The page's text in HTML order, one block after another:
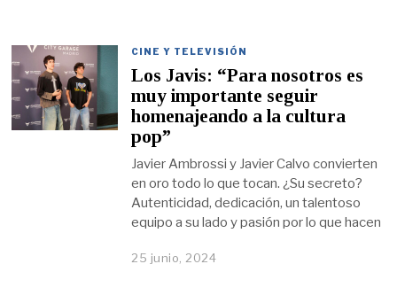
CINE Y TELEVISIÓN
Los Javis: “Para nosotros es
muy importante seguir
homenajeando a la cultura
pop”
Javier Ambrossi y Javier Calvo convierten
en oro todo lo que tocan. ¿Su secreto?
Autenticidad, dedicación, un talentoso
equipo a su lado y pasión por lo que hacen
25 junio, 2024